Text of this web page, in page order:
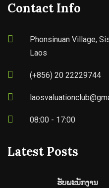
Contact Info
Phonsinuan Village,
Laos
(+856) 20 22229744
08:00 - 17:00
Latest Posts
ຮັບພະນັກງານ